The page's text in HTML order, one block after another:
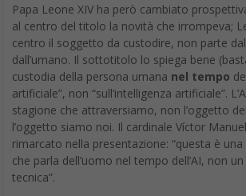
Papa Leone XIV ha però cambiato
al centro del titolo la novità che irrompeva;
centro il soggetto da custodire, non parte
dall’umano. Il sottotitolo lo spiega bene
custodia della persona umana nel tempo
artificiale”, non “sull’intelligenza artificiale”.
stagione che attraversiamo, non l’oggetto
l’oggetto siamo noi. Il cardinale Víctor
rimarcato nella presentazione: “questa è
che parla dell’uomo nel tempo dell’AI, non
tecnica”.